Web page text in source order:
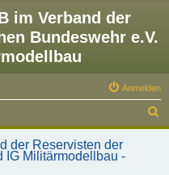
im Verband der
Bundeswehr e.V.
Anmelden
u
der Reservisten der
IG Militärmodellbau -